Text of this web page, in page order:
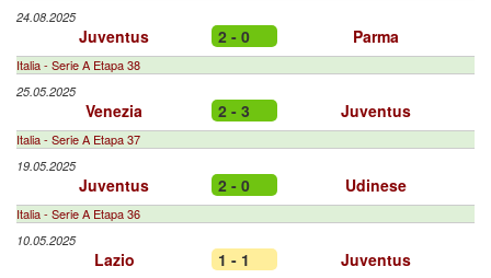
24.08.2025
Juventus 2 - 0 Parma
Italia - Serie A Etapa 38
25.05.2025
Venezia 2 - 3 Juventus
Italia - Serie A Etapa 37
19.05.2025
Juventus 2 - 0 Udinese
Italia - Serie A Etapa 36
10.05.2025
Lazio 1 - 1 Juventus